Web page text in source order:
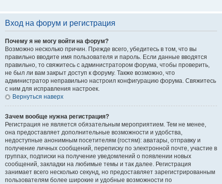
Вход на форум и регистрация
Почему я не могу войти на форум?
Возможно несколько причин. Прежде всего, убедитесь в том, что вы
правильно вводите имя пользователя и пароль. Если данные вводятся
правильно, то свяжитесь с администратором форума, чтобы проверить,
не был ли вам закрыт доступ к форуму. Также возможно, что
администратор неправильно настроил конфигурацию форума. Свяжитесь
с ним для исправления настроек.
Вернуться наверх
Зачем вообще нужна регистрация?
Регистрация не является обязательным мероприятием. Тем не менее,
она предоставляет дополнительные возможности и удобства,
недоступные анонимным посетителям (гостям): аватары, отправку и
получение личных сообщений, переписку по электронной почте, участие в
группах, подписки на получение уведомлений о появлении новых
сообщений, закладки на любимые темы и так далее. Регистрация
занимает всего несколько секунд, но предоставляет зарегистрированным
пользователям более широкие и удобные возможности по